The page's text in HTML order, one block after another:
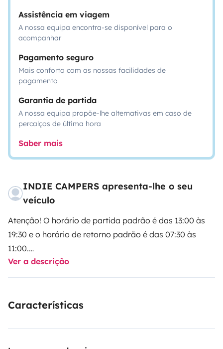
Assistência em viagem
A nossa equipa encontra-se disponível para o
acompanhar
Pagamento seguro
Mais conforto com as nossas facilidades de
pagamento
Garantia de partida
A nossa equipa propõe-lhe alternativas em caso de
percalços de última hora
Saber mais
INDIE CAMPERS apresenta-lhe o seu
veículo
Atenção! O horário de partida padrão é das 13:00 às
19:30 e o horário de retorno padrão é das 07:30 às
11:00.
Selecione os seus horários de partida e retorno
diretamente com o nosso parceiro Indie Campers.
A Indie Campers oferece um serviço de transporte de
horário comercial, o transporte é gratuito. Caso esses
Ver a descrição
Características